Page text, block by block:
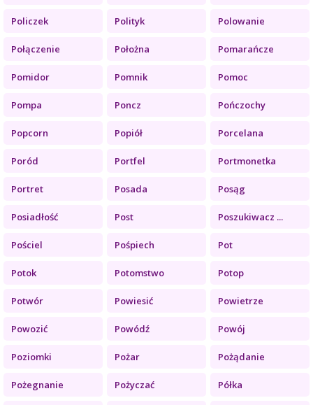
Policzek Polityk Polowanie
Połączenie Położna Pomarańcze
Pomidor Pomnik Pomoc
Pompa Poncz Pończochy
Popcorn Popiół Porcelana
Poród Portfel Portmonetka
Portret Posada Posąg
Posiadłość Post Poszukiwacz ...
Pościel Pośpiech Pot
Potok Potomstwo Potop
Potwór Powiesić Powietrze
Powozić Powódź Powój
Poziomki Pożar Pożądanie
Pożegnanie Pożyczać Półka